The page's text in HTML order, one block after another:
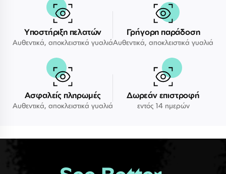
Υποστήριξη πελατών
Αυθεντικά, αποκλειστικά γυαλιά
Γρήγορη παράδοση
Αυθεντικά, αποκλειστικά γυαλιά
Ασφαλείς πληρωμές
Αυθεντικά, αποκλειστικά γυαλιά
Δωρεάν επιστροφή
εντός 14 ημερών